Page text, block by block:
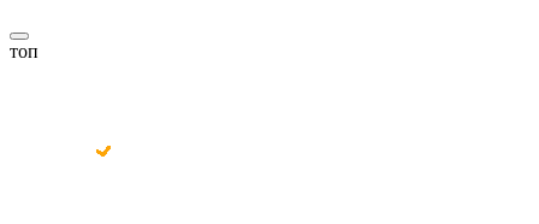
топ